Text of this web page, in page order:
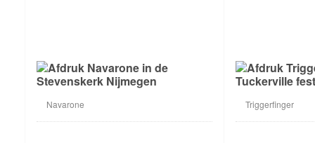
Navarone Triggerfinger